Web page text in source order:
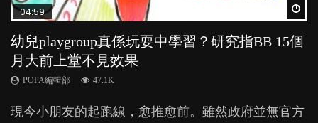
04:59
幼兒playgroup真係玩耍中學習？研究指BB 15個
月大前上堂不見效果
POPA編輯部 47.1K
現今小朋友的起跑線，愈推愈前。雖然政府並無官方
03:39
幼稚園遊戲課 如何刺激幼兒自發學習取代獎勵
與懲罰？
POPA編輯部 33.1K
由美國學者所創的 tools of the mind 課程，學生以遊
03:02
老公患產後憂鬱症對BB的影響
POPA編輯部 15.9K
鬱，影響日常生活，嚴重的甚至會有自殺，或傷害小
04:06
全職好？在職好？｜全職媽媽與在職媽媽的壓
力與價值
POPA編輯部 25.8K
許多媽媽心底可能都有一刻掙扎過：究竟全職好，還
03:41
BB口腔期乜都放入口，父母該制止還是放手？
POPA編輯部 25.5K
成吮手指的習慣，大個就很難戒，但原來一刀切阻止